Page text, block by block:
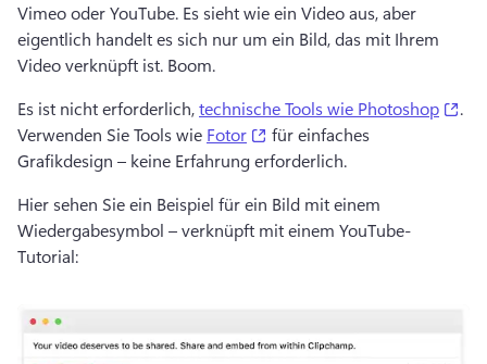
Vimeo oder YouTube. Es sieht wie ein Video aus, aber
eigentlich handelt es sich nur um ein Bild, das mit Ihrem
Video verknüpft ist. Boom.
Es ist nicht erforderlich, technische Tools wie Photoshop
Verwenden Sie Tools wie Fotor (opens in a new tab)
für einfaches
Grafikdesign – keine Erfahrung erforderlich.
Hier sehen Sie ein Beispiel für ein Bild mit einem
Wiedergabesymbol – verknüpft mit einem YouTube-
Tutorial: